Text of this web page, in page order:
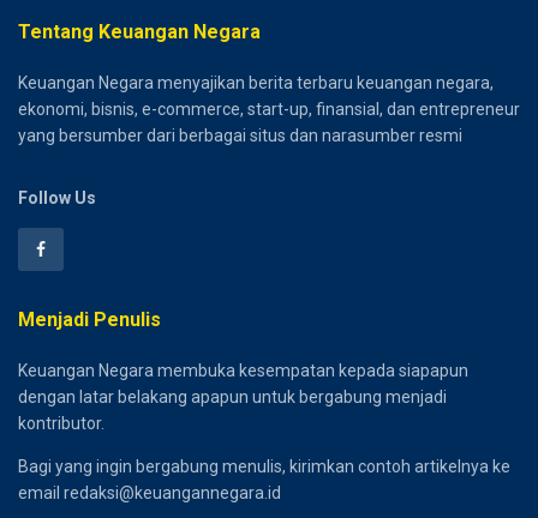
Tentang Keuangan Negara
Keuangan Negara menyajikan berita terbaru keuangan negara,
ekonomi, bisnis, e-commerce, start-up, finansial, dan entrepreneur
yang bersumber dari berbagai situs dan narasumber resmi
Follow Us
Menjadi Penulis
Keuangan Negara membuka kesempatan kepada siapapun
dengan latar belakang apapun untuk bergabung menjadi
kontributor.
Bagi yang ingin bergabung menulis, kirimkan contoh artikelnya ke
email redaksi@keuangannegara.id